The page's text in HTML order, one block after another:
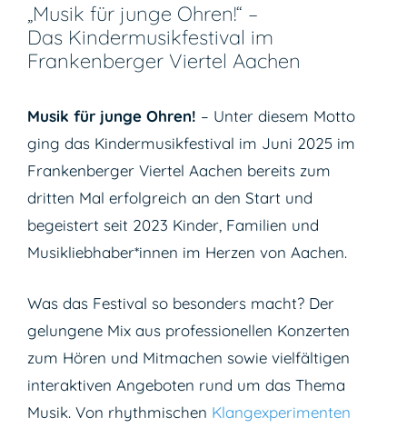
„Musik für junge Ohren!“ –
Das Kindermusikfestival im
Frankenberger Viertel Aachen
Musik für junge Ohren! – Unter diesem Motto
ging das Kindermusikfestival im Juni 2025 im
Frankenberger Viertel Aachen bereits zum
dritten Mal erfolgreich an den Start und
begeistert seit 2023 Kinder, Familien und
Musikliebhaber*innen im Herzen von Aachen.
Was das Festival so besonders macht? Der
gelungene Mix aus professionellen Konzerten
zum Hören und Mitmachen sowie vielfältigen
interaktiven Angeboten rund um das Thema
Musik. Von rhythmischen Klangexperimenten